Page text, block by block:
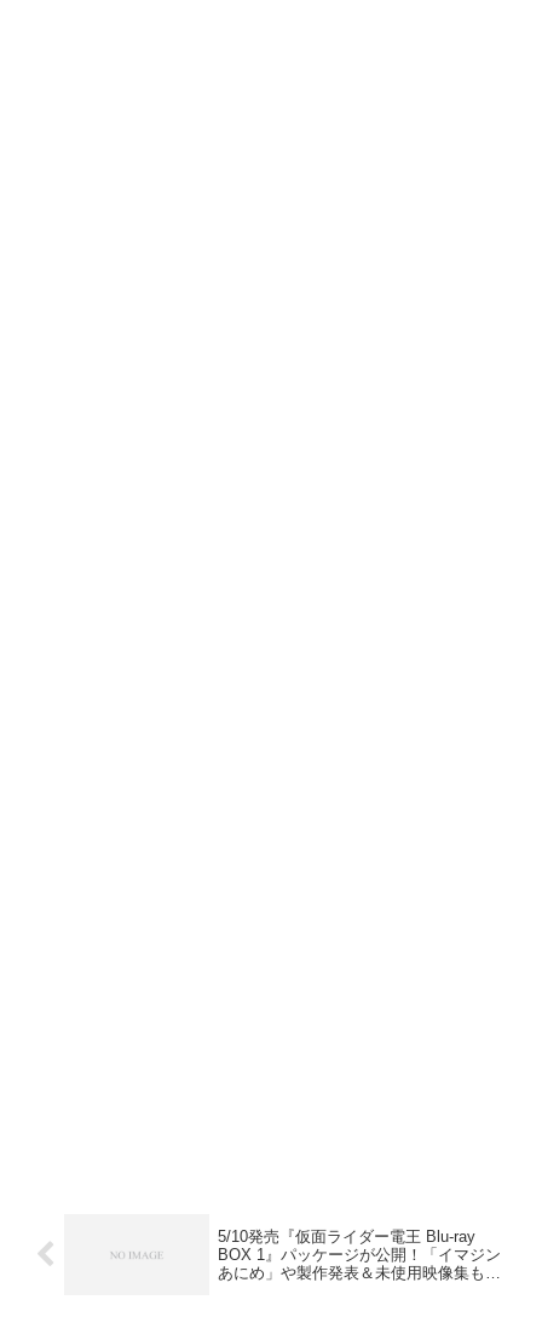
5/10発売『仮面ライダー電王 Blu-ray
BOX 1』パッケージが公開！「イマジン
あにめ」や製作発表＆未使用映像集も収